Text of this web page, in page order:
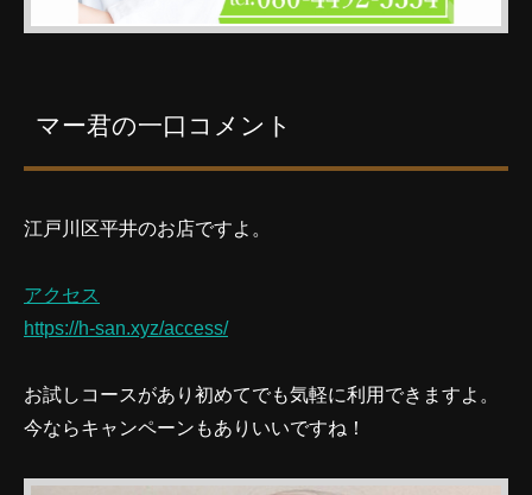
マー君の一口コメント
江戸川区平井のお店ですよ。
アクセス
https://h-san.xyz/access/
お試しコースがあり初めてでも気軽に利用できますよ。
今ならキャンペーンもありいいですね！